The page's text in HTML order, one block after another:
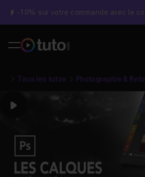
-10% sur votre commande avec le
Tous les tutos Photographie &
Play